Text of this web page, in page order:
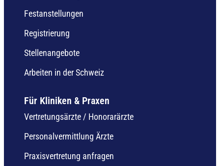
Festanstellungen
Registrierung
Stellenangebote
Arbeiten in der Schweiz
Für Kliniken & Praxen
Vertretungsärzte / Honorarärzte
Personalvermittlung Ärzte
Praxisvertretung anfragen